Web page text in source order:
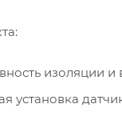
изоляции
установка